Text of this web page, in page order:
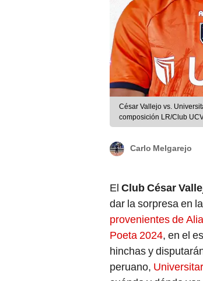
César Vallejo vs.
composición LR/Club
Carlo Melgarejo
El Club César
dar la sorpresa en
provenientes de
Poeta 2024, en el
hinchas y
peruano,